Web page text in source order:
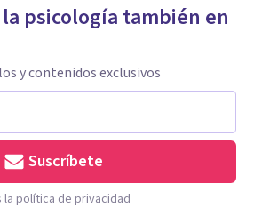
psicología también en
y contenidos exclusivos
Suscríbete
política de privacidad